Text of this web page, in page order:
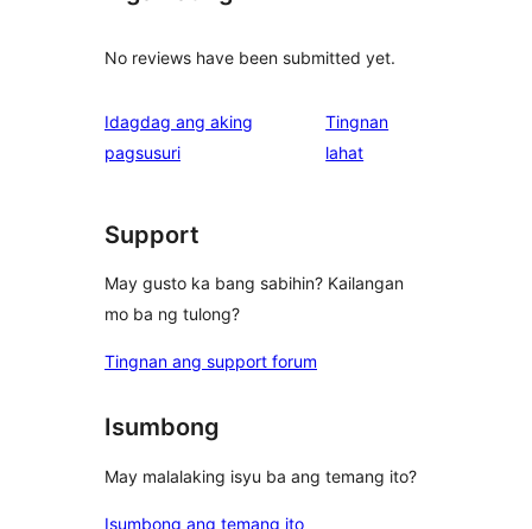
No reviews have been submitted yet.
Idagdag ang aking
pagsusuri
Tingnan
lahatng
Support
May gusto ka bang sabihin? Kailangan
mo ba ng tulong?
Tingnan ang support forum
Isumbong
May malalaking isyu ba ang temang ito?
Isumbong ang temang ito